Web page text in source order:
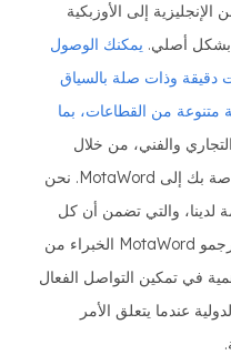
إلى الأوزبكية
بشكل أصلي. يمكنك الوصول
دقيقة وذات صلة بالسياق
متنوعة من القطاعات، بما
والفني، من خلال
تخصيص مهام الترجمة الأوزبكية الخاصة بك إلى MotaWord. نحن
لدينا، والتي تضمن أن كل
ترجمة تلبي أعلى المتطلبات. يعد مترجمو MotaWord الخبراء من
في تمكين التواصل الفعال
عندما يتعلق الأمر